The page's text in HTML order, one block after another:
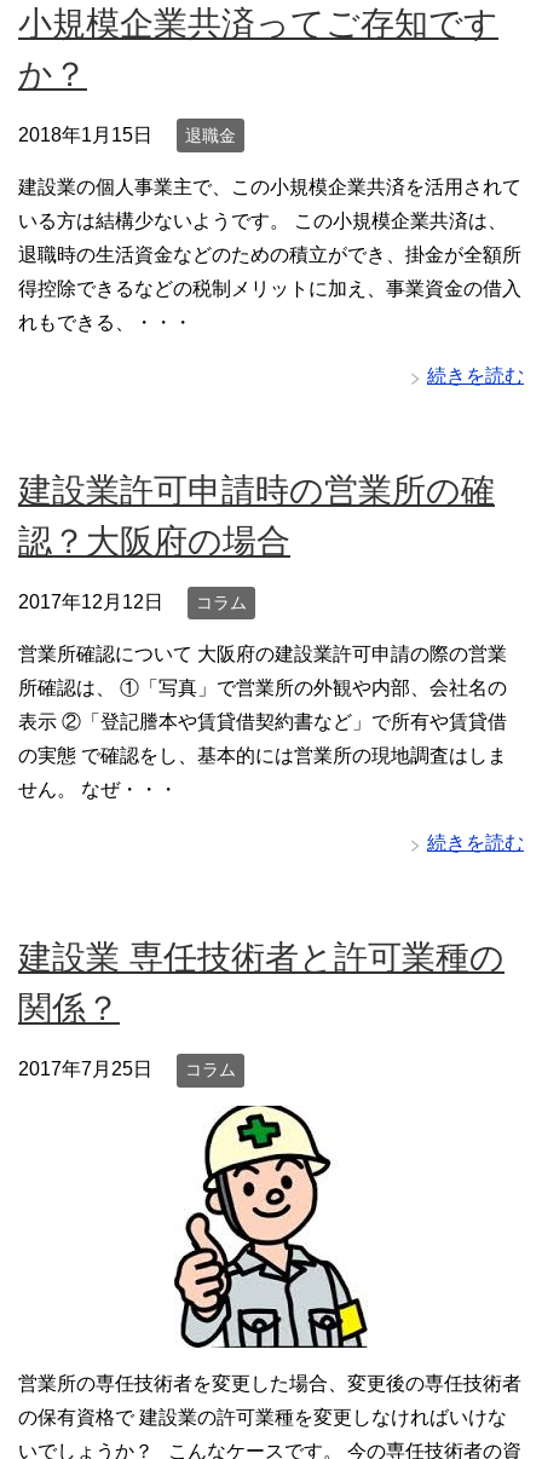
小規模企業共済ってご存知です
か？
2018年1月15日 退職金
建設業の個人事業主で、この小規模企業共済を活用されて
いる方は結構少ないようです。 この小規模企業共済は、
退職時の生活資金などのための積立ができ、掛金が全額所
得控除できるなどの税制メリットに加え、事業資金の借入
れもできる、・・・
続きを読む
建設業許可申請時の営業所の確
認？大阪府の場合
2017年12月12日 コラム
営業所確認について 大阪府の建設業許可申請の際の営業
所確認は、 ①「写真」で営業所の外観や内部、会社名の
表示 ②「登記謄本や賃貸借契約書など」で所有や賃貸借
の実態 で確認をし、基本的には営業所の現地調査はしま
せん。 なぜ・・・
続きを読む
建設業 専任技術者と許可業種の
関係？
2017年7月25日 コラム
営業所の専任技術者を変更した場合、変更後の専任技術者
の保有資格で 建設業の許可業種を変更しなければいけな
いでしょうか？ こんなケースです。 今の専任技術者の資